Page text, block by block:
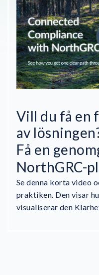
Vill du få en
av
Få en
NorthGRC-
Se denna korta video
praktiken. Den visar
visualiserar den